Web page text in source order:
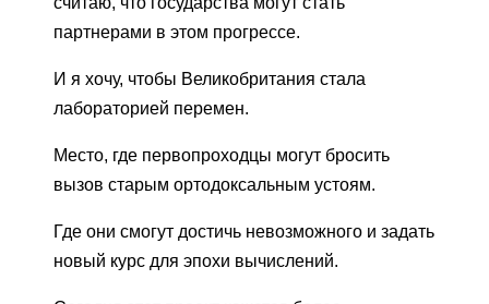
партнерами в этом прогрессе.
И я хочу, чтобы Великобритания стала
лабораторией перемен.
Место, где первопроходцы могут бросить
вызов старым ортодоксальным устоям.
Где они смогут достичь невозможного и задать
новый курс для эпохи вычислений.